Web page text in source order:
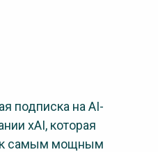
подписка на AI-
xAI, которая
к самым мощным